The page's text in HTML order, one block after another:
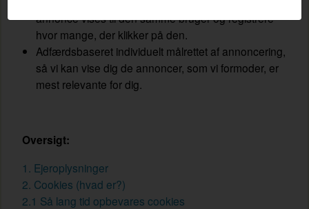
annonce vises til den samme bruger og registrere
hvor mange, der klikker på den.
Adfærdsbaseret individuelt målrettet af annoncering,
så vi kan vise dig de annoncer, som vi formoder, er
mest relevante for dig.
Oversigt:
1. Ejeroplysninger
2. Cookies (hvad er?)
2.1 Så lang tid opbevares cookies